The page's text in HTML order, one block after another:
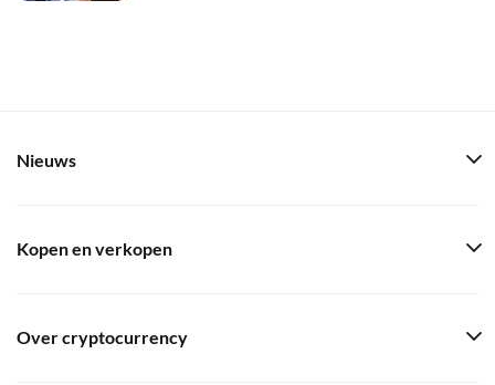
Nieuws
Kopen en verkopen
Over cryptocurrency